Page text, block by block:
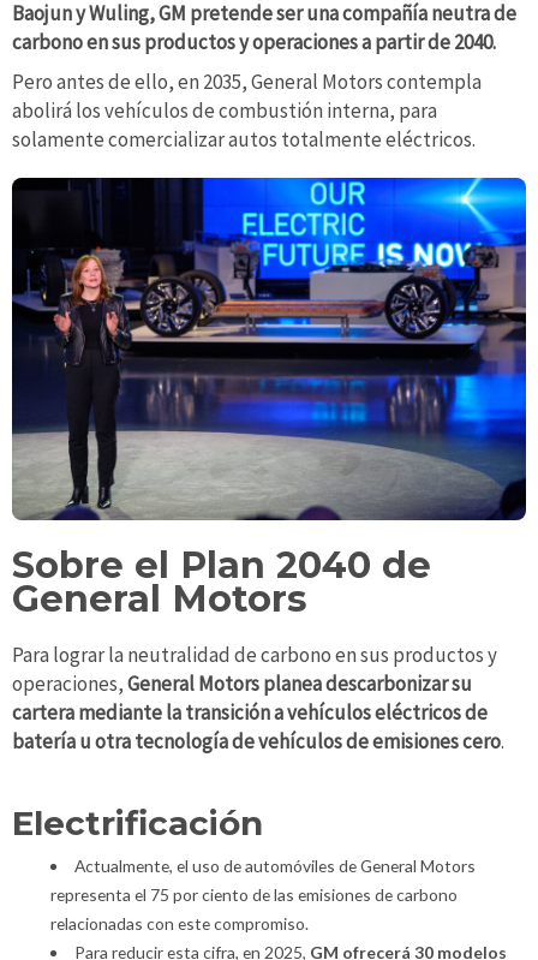
Baojun y Wuling, GM pretende ser una compañía neutra de
carbono en sus productos y operaciones a partir de 2040.
Pero antes de ello, en 2035, General Motors contempla
abolirá los vehículos de combustión interna, para
solamente comercializar autos totalmente eléctricos.
Sobre el Plan 2040 de
General Motors
Para lograr la neutralidad de carbono en sus productos y
operaciones,General Motors planea descarbonizar su
cartera mediante la transición a vehículos eléctricos de
batería u otra tecnología de vehículos de emisiones cero.
Electrificación
Actualmente, el uso de automóviles de General Motors
representa el 75 por ciento de las emisiones de carbono
relacionadas con este compromiso.
Para reducir esta cifra, en 2025, GM ofrecerá 30 modelos